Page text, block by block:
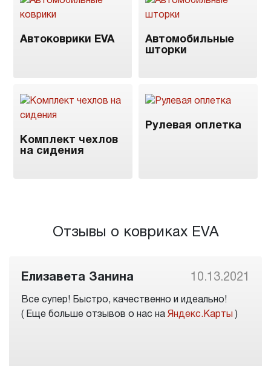
Автоковрики EVA
Автомобильные
шторки
Комплект чехлов
на сидения
Рулевая оплетка
Отзывы о ковриках EVA
Антон Бакутин 10.08.2021
Отличное автоателье, заказал коврики на
достаточно редкий автомобиль(Chevrolet